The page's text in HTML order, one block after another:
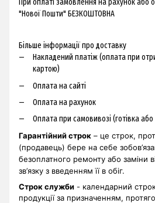
При оплаті замовлення на рахунок або
"Нової Пошти" БЕЗКОШТОВНА
Більше інформації про доставку
Накладений платіж (оплата при
картою)
Оплата на сайті
Оплата на рахунок
Оплата при самовивозі (готівка
Гарантійний строк – це строк,
(продавець) бере на себе
безоплатного ремонту або заміни
зв’язку з введенням її в обіг.
Строк служби - календарний
продукції за призначенням,